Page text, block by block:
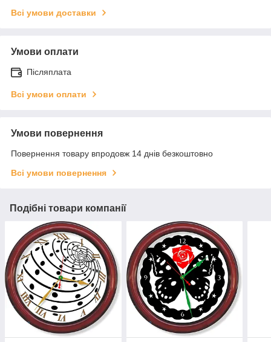
Всі умови доставки
Умови оплати
Післяплата
Всі умови оплати
Умови повернення
Повернення товару впродовж 14 днів безкоштовно
Всі умови повернення
Подібні товари компанії